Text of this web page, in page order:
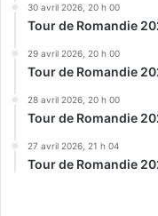
30 avril 2026, 20 h 00
Tour de Romandie
29 avril 2026, 20 h 00
Tour de Romandie
28 avril 2026, 20 h 00
Tour de Romandie
27 avril 2026, 21 h 04
Tour de Romandie